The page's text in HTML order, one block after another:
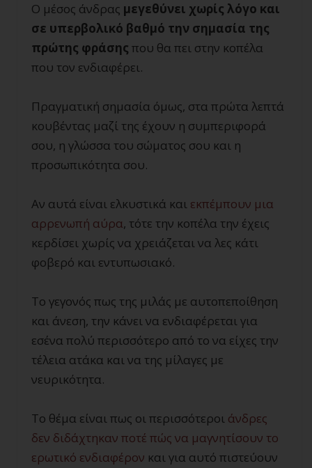
Ο μέσος άνδρας μεγεθύνει χωρίς λόγο και
σε υπερβολικό βαθμό την σημασία της
πρώτης φράσης που θα πει στην κοπέλα
που τον ενδιαφέρει.
Πραγματική σημασία όμως, στα πρώτα λεπτά
κουβέντας μαζί της έχουν η συμπεριφορά
σου, η γλώσσα του σώματος σου και η
προσωπικότητα σου.
Αν αυτά είναι ελκυστικά και εκπέμπουν μια
αρρενωπή αύρα, τότε την κοπέλα την έχεις
κερδίσει χωρίς να χρειάζεται να λες κάτι
φοβερό και εντυπωσιακό.
Το γεγονός πως της μιλάς με αυτοπεποίθηση
και άνεση, την κάνει να ενδιαφέρεται για
εσένα πολύ περισσότερο από το να είχες την
τέλεια ατάκα και να της μίλαγες με
νευρικότητα.
Το θέμα είναι πως οι περισσότεροι άνδρες
δεν διδάχτηκαν ποτέ πώς να μαγνητίσουν το
ερωτικό ενδιαφέρον και για αυτό πιστεύουν